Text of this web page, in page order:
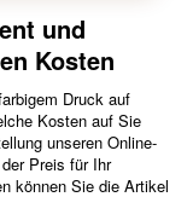
und
Kosten
Druck auf
Kosten auf Sie
unseren Online-
Preis für Ihr
können Sie die Artikel